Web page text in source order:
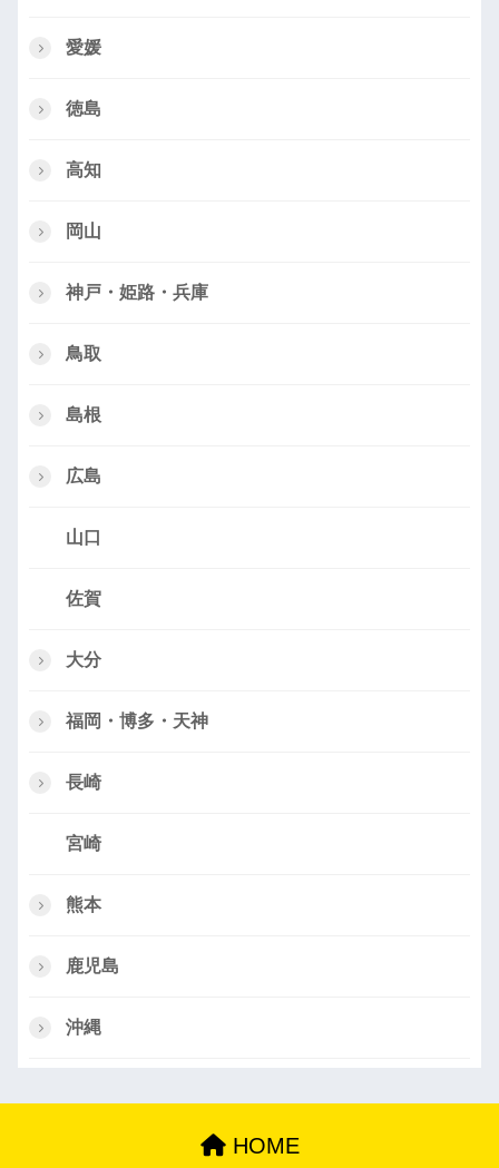
愛媛
徳島
高知
岡山
神戸・姫路・兵庫
鳥取
島根
広島
山口
佐賀
大分
福岡・博多・天神
長崎
宮崎
熊本
鹿児島
沖縄
HOME